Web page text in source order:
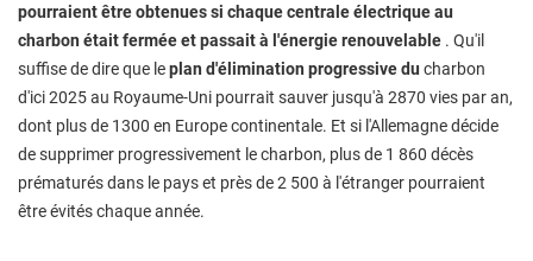
pourraient être obtenues si chaque centrale électrique au
charbon était fermée et passait à l'énergie renouvelable . Qu'il
suffise de dire que leplan d'élimination progressive du charbon
d'ici 2025 au Royaume-Uni pourrait sauver jusqu'à 2870 vies par an,
dont plus de 1300 en Europe continentale. Et si l'Allemagne décide
de supprimer progressivement le charbon, plus de 1 860 décès
prématurés dans le pays et près de 2 500 à l'étranger pourraient
être évités chaque année.